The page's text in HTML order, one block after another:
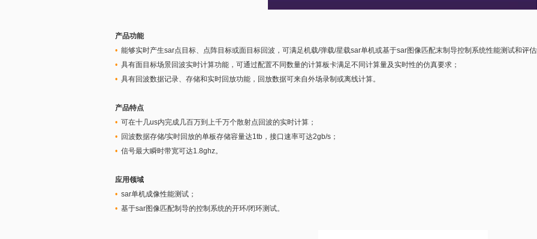
产品功能
• 能够实时产生sar点目标、点阵目标或面目标回波，可满足机载/弹载/星载sar单机或基于sar图像匹配末制导控制系统性能测试和评估
• 具有面目标场景回波实时计算功能，可通过配置不同数量的计算板卡满足不同计算量及实时性的仿真要求；
• 具有回波数据记录、存储和实时回放功能，回放数据可来自外场录制或离线计算。
产品特点
• 可在十几us内完成几百万到上千万个散射点回波的实时计算；
• 回波数据存储/实时回放的单板存储容量达1tb，接口速率可达2gb/s；
• 信号最大瞬时带宽可达1.8ghz。
应用领域
• sar单机成像性能测试；
• 基于sar图像匹配制导的控制系统的开环/闭环测试。